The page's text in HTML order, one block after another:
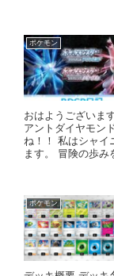
ポケモン
おはようございま
アントダイヤモン
ね！！ 私はシャイ
ます。 冒険の歩み
ポケモン